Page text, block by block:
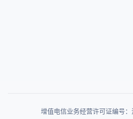
增值电信业务经营许可证编号